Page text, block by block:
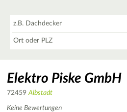
Elektro Piske GmbH
72459Albstadt
Keine Bewertungen